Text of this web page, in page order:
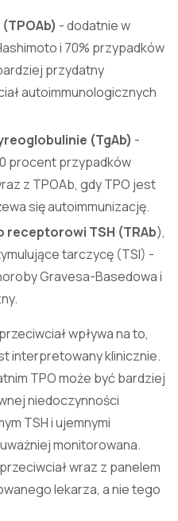
- dodatnie w
i 70% przypadków
przydatny
autoimmunologicznych
(TgAb) -
procent przypadków
z TPOAb, gdy TPO jest
się autoimmunizację.
receptorowi TSH (TRAb),
tarczycę (TSI) -
Gravesa-Basedowa i
wpływa na to,
interpretowany klinicznie.
TPO może być bardziej
niedoczynności
TSH i ujemnymi
monitorowana.
wraz z panelem
lekarza, a nie tego